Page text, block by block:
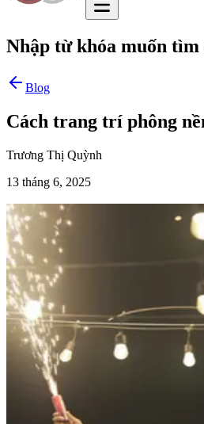
Nhập từ khóa muốn tìm
Blog
Cách trang trí phông
Trương Thị Quỳnh
13 tháng 6, 2025